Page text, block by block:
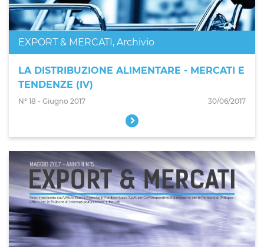
EXPORT & MERCATI, Archivio
LA DISTRIBUZIONE ALIMENTARE - MERCATI E
TENDENZE (IV)
N° 18 - Giugno 2017 30/06/2017